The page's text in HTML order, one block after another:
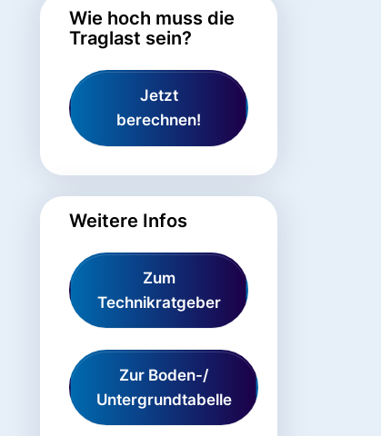
Wie hoch muss die
Traglast sein?
Jetzt
berechnen!
Weitere Infos
Zum
Technikratgeber
Zur Boden-/
Untergrundtabelle